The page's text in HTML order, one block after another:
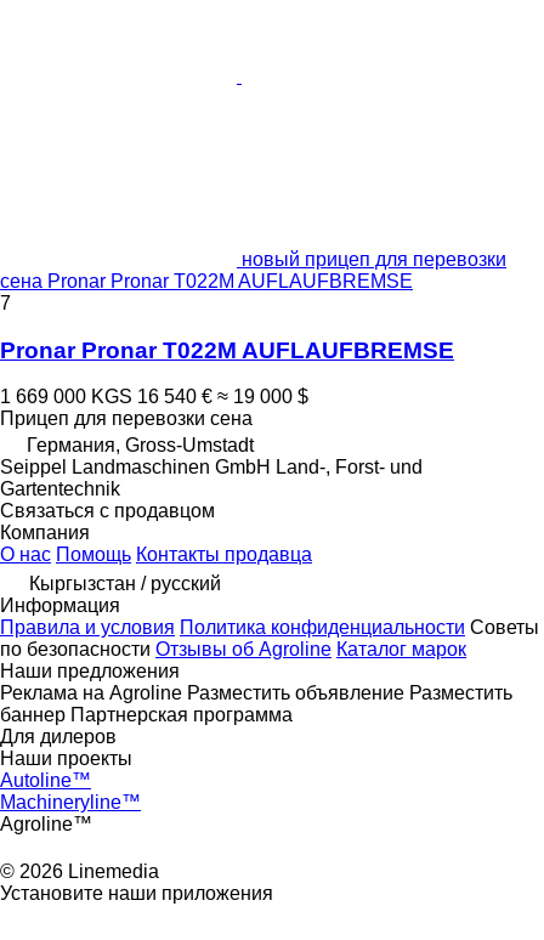
новый прицеп для перевозки
сена Pronar Pronar T022M AUFLAUFBREMSE
7
Pronar Pronar T022M AUFLAUFBREMSE
1 669 000 KGS 16 540 € ≈ 19 000 $
Прицеп для перевозки сена
Германия, Gross-Umstadt
Seippel Landmaschinen GmbH Land-, Forst- und
Gartentechnik
Связаться с продавцом
Компания
О нас Помощь Контакты продавца
Кыргызстан / русский
Информация
Правила и условия Политика конфиденциальности Советы
по безопасности Отзывы об Agroline Каталог марок
Наши предложения
Реклама на Agroline Разместить объявление Разместить
баннер Партнерская программа
Для дилеров
Наши проекты
Autoline™
Machineryline™
Agroline™
© 2026 Linemedia
Установите наши приложения